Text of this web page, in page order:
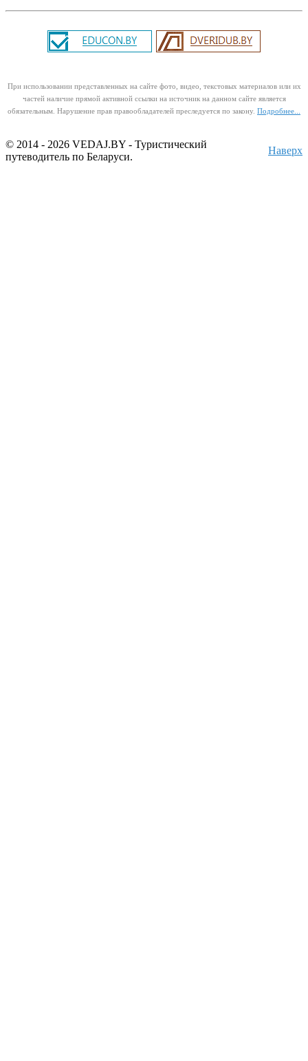
При использовании представленных на сайте фото, видео, текстовых материалов или их
частей наличие прямой активной ссылки на источник на данном сайте является
обязательным. Нарушение прав правообладателей преследуется по закону. Подробнее...
© 2014 - 2026 VEDAJ.BY - Туристический
путеводитель по Беларуси.
Наверх